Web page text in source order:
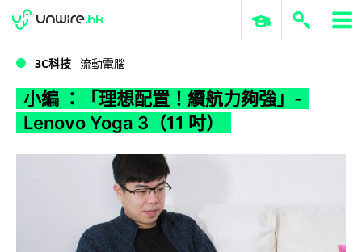
WWDC 2026 ERP 與商業 AI
3C科技 流動電腦
小編 ：「理想配置！續航力夠強」-
Lenovo Yoga 3（11 吋）